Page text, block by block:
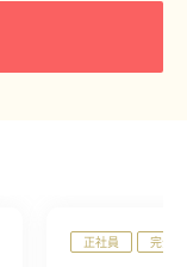
正社員 完全